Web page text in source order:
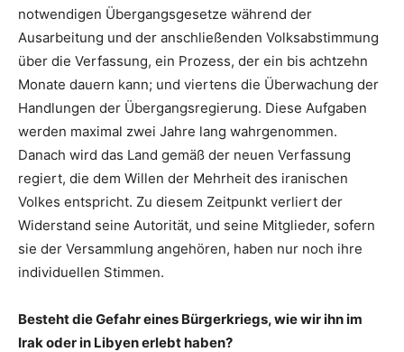
notwendigen Übergangsgesetze während der
Ausarbeitung und der anschließenden Volksabstimmung
über die Verfassung, ein Prozess, der ein bis achtzehn
Monate dauern kann; und viertens die Überwachung der
Handlungen der Übergangsregierung. Diese Aufgaben
werden maximal zwei Jahre lang wahrgenommen.
Danach wird das Land gemäß der neuen Verfassung
regiert, die dem Willen der Mehrheit des iranischen
Volkes entspricht. Zu diesem Zeitpunkt verliert der
Widerstand seine Autorität, und seine Mitglieder, sofern
sie der Versammlung angehören, haben nur noch ihre
individuellen Stimmen.
Besteht die Gefahr eines Bürgerkriegs, wie wir ihn im
Irak oder in Libyen erlebt haben?